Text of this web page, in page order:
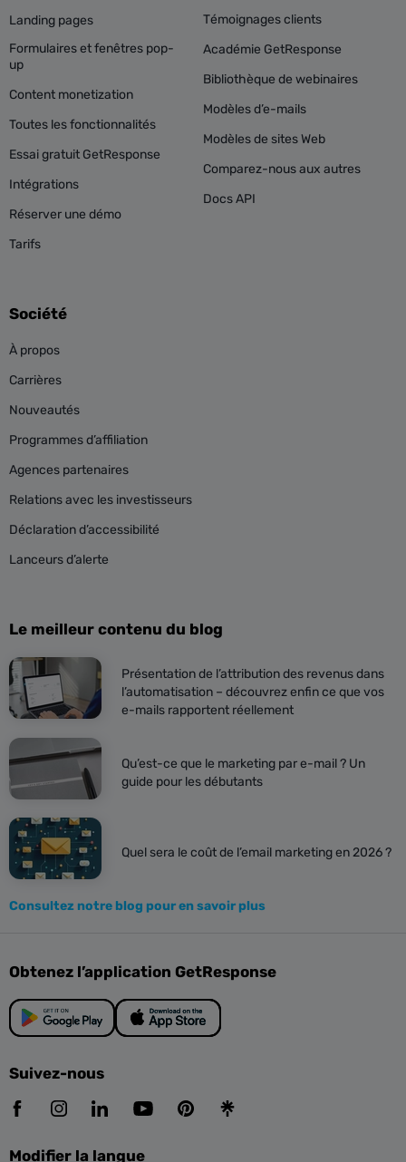
Landing pages
Formulaires et fenêtres pop-
up
Content monetization
Toutes les fonctionnalités
Essai gratuit GetResponse
Intégrations
Réserver une démo
Tarifs
Témoignages clients
Académie GetResponse
Bibliothèque de webinaires
Modèles d’e-mails
Modèles de sites Web
Comparez-nous aux autres
Docs API
Société
À propos
Carrières
Nouveautés
Programmes d’affiliation
Agences partenaires
Relations avec les investisseurs
Déclaration d’accessibilité
Lanceurs d’alerte
Le meilleur contenu du blog
Présentation de l’attribution des revenus dans
l’automatisation – découvrez enfin ce que vos
e-mails rapportent réellement
Qu’est-ce que le marketing par e-mail ? Un
guide pour les débutants
Quel sera le coût de l’email marketing en 2026 ?
Consultez notre blog pour en savoir plus
Obtenez l’application GetResponse
Suivez-nous
Modifier la langue